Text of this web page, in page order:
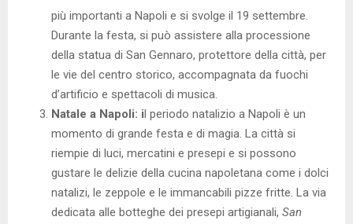
più importanti a Napoli e si svolge il 19 settembre.
Durante la festa, si può assistere alla processione
della statua di San Gennaro, protettore della città, per
le vie del centro storico, accompagnata da fuochi
d’artificio e spettacoli di musica.
Natale a Napoli: i l periodo natalizio a Napoli è un
momento di grande festa e di magia. La città si
riempie di luci, mercatini e presepi e si possono
gustare le delizie della cucina napoletana come i dolci
natalizi, le zeppole e le immancabili pizze fritte. La via
dedicata alle botteghe dei presepi artigianali, San